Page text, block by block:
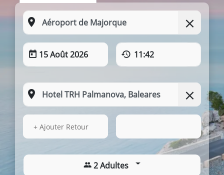
15 Août 2026 11:42
15 Août 2026
+ Ajouter Retour
2 Adultes